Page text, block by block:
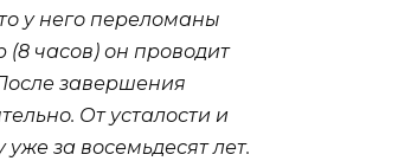
у него переломаны
(8 часов) он проводит
завершения
От усталости и
за восемьдесят лет.